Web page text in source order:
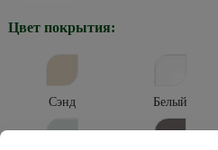
Цвет покрытия:
Сэнд Белый